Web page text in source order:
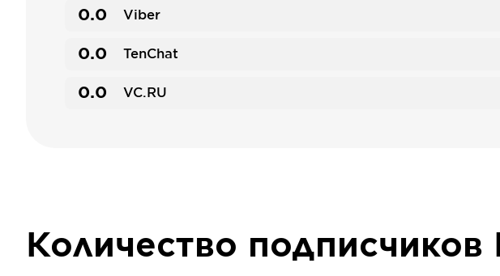
0.0 Viber
0.0 TenChat
0.0 VC.RU
Количество подписчиков